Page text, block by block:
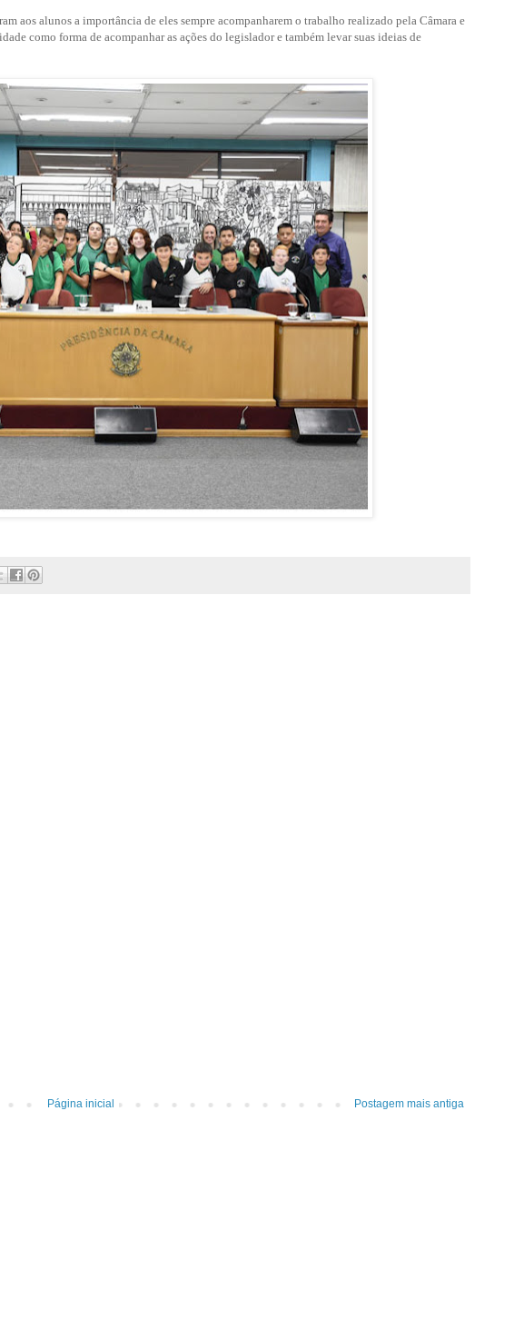
aos alunos a importância de eles sempre acompanharem o trabalho realizado pela Câmara e
como forma de acompanhar as ações do legislador e também levar suas ideias de
Postagem mais antiga
Página inicial